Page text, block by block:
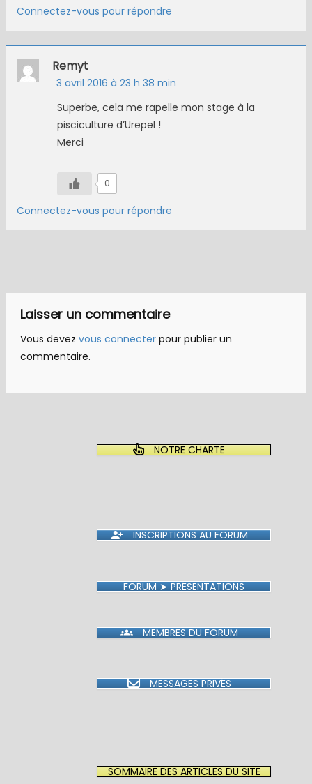
Connectez-vous pour répondre
Remyt
3 avril 2016 à 23 h 38 min
Superbe, cela me rapelle mon stage à la
pisciculture d’Urepel !
Merci
0
Connectez-vous pour répondre
Laisser un commentaire
Vous devez vous connecterpour publier un
commentaire.
NOTRE CHARTE
INSCRIPTIONS AU FORUM
FORUM ➤ PRÉSENTATIONS
MEMBRES DU FORUM
MESSAGES PRIVÉS
SOMMAIRE DES ARTICLES DU SITE